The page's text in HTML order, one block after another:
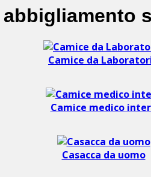
Camice da
Camice medico
Casacca da uomo